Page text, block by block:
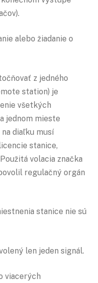
alebo žiadanie o
z jedného
station) je
všetkých
jednom mieste
diaľku musí
stanice,
volacia značka
regulačný orgán
stanice nie sú
len jeden signál.
viacerých